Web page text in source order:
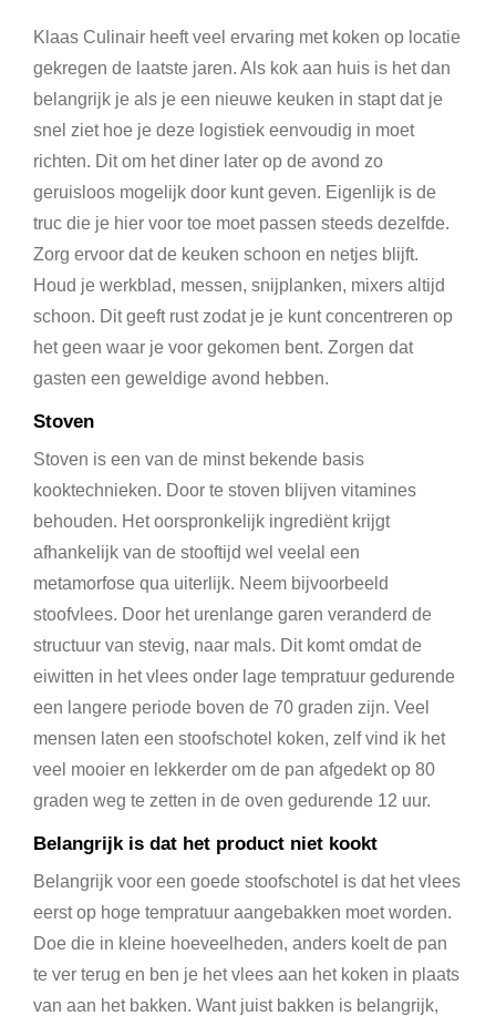
Klaas Culinair heeft veel ervaring met koken op locatie
gekregen de laatste jaren. Als kok aan huis is het dan
belangrijk je als je een nieuwe keuken in stapt dat je
snel ziet hoe je deze logistiek eenvoudig in moet
richten. Dit om het diner later op de avond zo
geruisloos mogelijk door kunt geven. Eigenlijk is de
truc die je hier voor toe moet passen steeds dezelfde.
Zorg ervoor dat de keuken schoon en netjes blijft.
Houd je werkblad, messen, snijplanken, mixers altijd
schoon. Dit geeft rust zodat je je kunt concentreren op
het geen waar je voor gekomen bent. Zorgen dat
gasten een geweldige avond hebben.
Stoven
Stoven is een van de minst bekende basis
kooktechnieken. Door te stoven blijven vitamines
behouden. Het oorspronkelijk ingrediënt krijgt
afhankelijk van de stooftijd wel veelal een
metamorfose qua uiterlijk. Neem bijvoorbeeld
stoofvlees. Door het urenlange garen veranderd de
structuur van stevig, naar mals. Dit komt omdat de
eiwitten in het vlees onder lage tempratuur gedurende
een langere periode boven de 70 graden zijn. Veel
mensen laten een stoofschotel koken, zelf vind ik het
veel mooier en lekkerder om de pan afgedekt op 80
graden weg te zetten in de oven gedurende 12 uur.
Belangrijk is dat het product niet kookt
Belangrijk voor een goede stoofschotel is dat het vlees
eerst op hoge tempratuur aangebakken moet worden.
Doe die in kleine hoeveelheden, anders koelt de pan
te ver terug en ben je het vlees aan het koken in plaats
van aan het bakken. Want juist bakken is belangrijk,